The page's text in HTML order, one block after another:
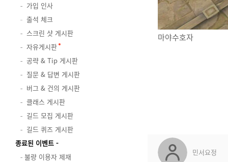
가입 인사
출석 체크
스크린 샷 게시판
자유게시판
공략 & Tip 게시판
질문 & 답변 게시판
버그 & 건의 게시판
클래스 게시판
길드 모집 게시판
길드 퀴즈 게시판
종료된 이벤트
불량 이용자 제재
마야수호자
민서요정